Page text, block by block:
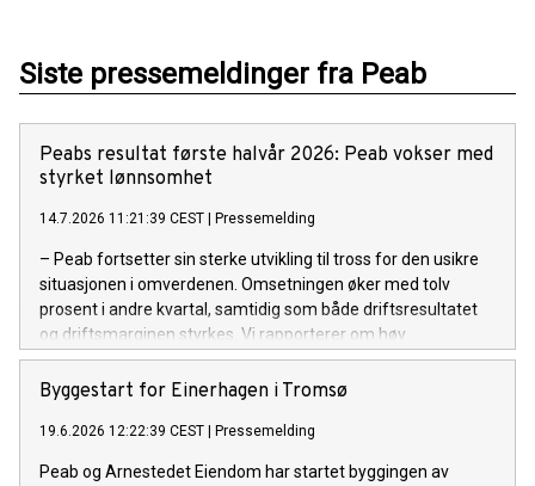
Siste pressemeldinger fra Peab
Peabs resultat første halvår 2026: Peab vokser med
styrket lønnsomhet
14.7.2026 11:21:39 CEST Pressemelding
– Peab fortsetter sin sterke utvikling til tross for den usikre
situasjonen i omverdenen. Omsetningen øker med tolv
prosent i andre kvartal, samtidig som både driftsresultatet
og driftsmarginen styrkes. Vi rapporterer om høy
ordreinngang i kvartalet, og ordrereserven ligger fortsatt på
et rekordnivå, sier Jesper Göransson, konsernsjef i Peab.
Byggestart for Einerhagen i Tromsø
19.6.2026 12:22:39 CEST Pressemelding
Peab og Arnestedet Eiendom har startet byggingen av